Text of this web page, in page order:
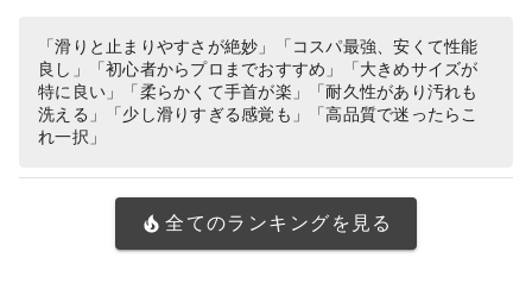
「滑りと止まりやすさが絶妙」「コスパ最強、安くて性能
良し」「初心者からプロまでおすすめ」「大きめサイズが
特に良い」「柔らかくて手首が楽」「耐久性があり汚れも
洗える」「少し滑りすぎる感覚も」「高品質で迷ったらこ
れ一択」
全てのランキングを見る